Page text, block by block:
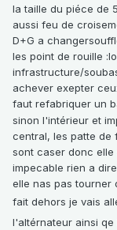
la taille du piéce de
aussi feu de
D+G a
les point de rouille
infrastructure/
achever exepter
faut refabriquer un
sinon l'intérieur et
central, les patte de
sont caser donc
impecable rien a
elle nas pas tourner
fait dehors je vais
l'altérnateur ainsi